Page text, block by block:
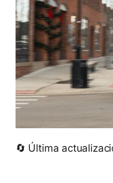
🔄 Última